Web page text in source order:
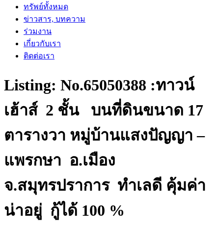
ทรัพย์ทั้งหมด
ข่าวสาร, บทความ
ร่วมงาน
เกี่ยวกับเรา
ติดต่อเรา
Listing: No.65050388 :ทาวน์
เฮ้าส์ 2 ชั้น บนที่ดินขนาด 17
ตารางวา หมู่บ้านแสงปัญญา –
แพรกษา อ.เมือง
จ.สมุทรปราการ ทำเลดี คุ้มค่า
น่าอยู่ กู้ได้ 100 %